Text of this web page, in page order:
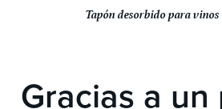
Tapón desorbido para vinos
Gracias a